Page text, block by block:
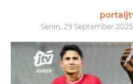
Senin, 29 September